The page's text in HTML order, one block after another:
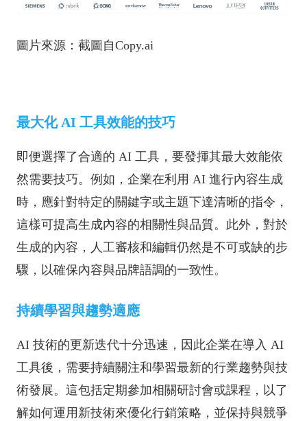
圖片來源：截圖自Copy.ai
最大化 AI 工具效能的技巧
即便選擇了合適的 AI 工具，要發揮其最大效能依
然需要技巧。例如，企業在利用 AI 進行內容生成
時，應針對特定的關鍵字或主題下達清晰的指令，
這樣可提高生成內容的相關性與品質。此外，對於
生成的內容，人工審核和編輯仍然是不可或缺的步
驟，以確保內容與品牌語調的一致性。
持續學習與趨勢適應
AI 技術的更新迭代十分迅速，因此企業在導入 AI
工具後，需要持續關注和學習最新的行業趨勢與技
術發展。這包括定期參加相關研討會或課程，以了
解如何運用新技術來優化行銷策略，並保持與競爭